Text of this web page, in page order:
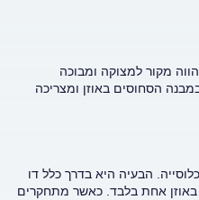
מקור למצוקה ומבוכה
הסחוסים באוזן ומצריכה
קיימות בכ-5% מהאוכלוסייה. הבעיה היא בדרך כלל דו
באוזן אחת בלבד. כאשר מתחקרים